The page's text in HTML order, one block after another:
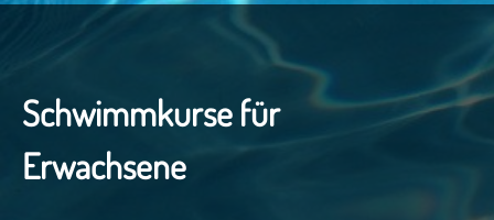
Schwimmkurse für
Erwachsene